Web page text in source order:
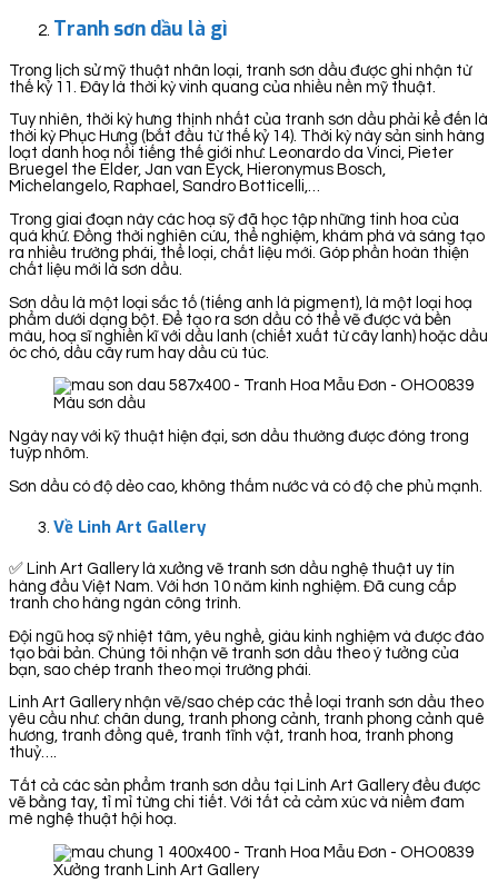
Tranh sơn dầu là gì
Trong lịch sử mỹ thuật nhân loại, tranh sơn dầu được ghi nhận từ
thế kỷ 11. Đây là thời kỳ vinh quang của nhiều nền mỹ thuật.
Tuy nhiên, thời kỳ hưng thịnh nhất của tranh sơn dầu phải kể đến là
thời kỳ Phục Hưng (bắt đầu từ thế kỷ 14). Thời kỳ này sản sinh hàng
loạt danh hoạ nổi tiếng thế giới như: Leonardo da Vinci, Pieter
Bruegel the Elder, Jan van Eyck, Hieronymus Bosch,
Michelangelo, Raphael, Sandro Botticelli,…
Trong giai đoạn này các hoạ sỹ đã học tập những tinh hoa của
quá khứ. Đồng thời nghiên cứu, thể nghiệm, khám phá và sáng tạo
ra nhiều trường phái, thể loại, chất liệu mới. Góp phần hoàn thiện
chất liệu mới là sơn dầu.
Sơn dầu là một loại sắc tố (tiếng anh là pigment), là một loại hoạ
phẩm dưới dạng bột. Để tạo ra sơn dầu có thể vẽ được và bền
màu, hoạ sĩ nghiền kĩ với dầu lanh (chiết xuất từ cây lanh) hoặc dầu
óc chó, dầu cây rum hay dầu cù túc.
Màu sơn dầu
Ngày nay với kỹ thuật hiện đại, sơn dầu thường được đóng trong
tuýp nhôm.
Sơn dầu có độ dẻo cao, không thấm nước và có độ che phủ mạnh.
Về Linh Art Gallery
✅ Linh Art Gallery là xưởng vẽ tranh sơn dầu nghệ thuật uy tín
hàng đầu Việt Nam. Với hơn 10 năm kinh nghiệm. Đã cung cấp
tranh cho hàng ngàn công trình.
Đội ngũ hoạ sỹ nhiệt tâm, yêu nghề, giàu kinh nghiệm và được đào
tạo bài bản. Chúng tôi nhận vẽ tranh sơn dầu theo ý tưởng của
bạn, sao chép tranh theo mọi trường phái.
Linh Art Gallery nhận vẽ/sao chép các thể loại tranh sơn dầu theo
yêu cầu như: chân dung, tranh phong cảnh, tranh phong cảnh quê
hương, tranh đồng quê, tranh tĩnh vật, tranh hoa, tranh phong
thuỷ….
Tất cả các sản phẩm tranh sơn dầu tại Linh Art Gallery đều được
vẽ bằng tay, tỉ mỉ từng chi tiết. Với tất cả cảm xúc và niềm đam
mê nghệ thuật hội hoạ.
Xưởng tranh Linh Art Gallery